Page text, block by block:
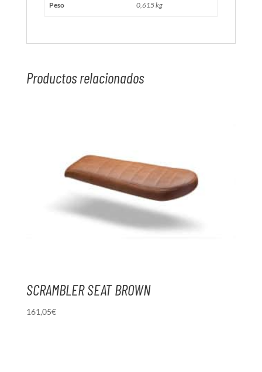
Peso 0,615 kg
Productos relacionados
SCRAMBLER SEAT BROWN
161,05€